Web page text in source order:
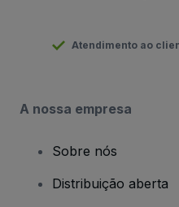
Atendimento ao
A nossa empresa
Sobre nós
Distribuição aberta